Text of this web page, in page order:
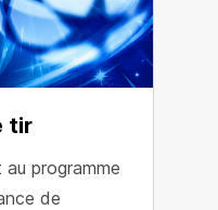
tir
programme
de